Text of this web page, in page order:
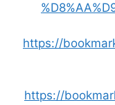
https://
https://